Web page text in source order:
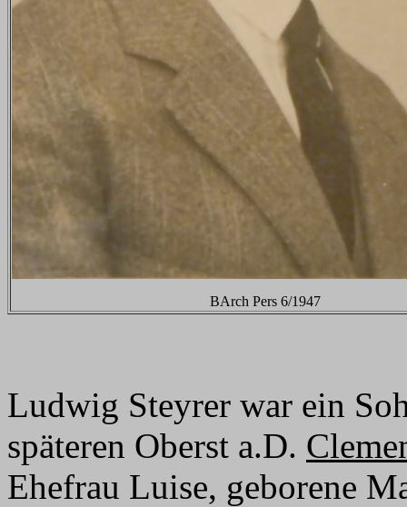
BArch Pers 6/1947
Ludwig Steyrer war ein
späteren Oberst a.D.
Ehefrau Luise, geborene